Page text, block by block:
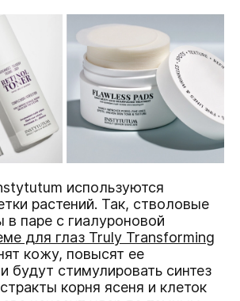
используются
растений. Так, стволовые
в паре с гиалуроновой
для глаз Truly Transforming
кожу, повысят ее
будут стимулировать синтез
корня ясеня и клеток